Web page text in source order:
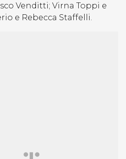
Venditti; Virna Toppi e
e Rebecca Staffelli.